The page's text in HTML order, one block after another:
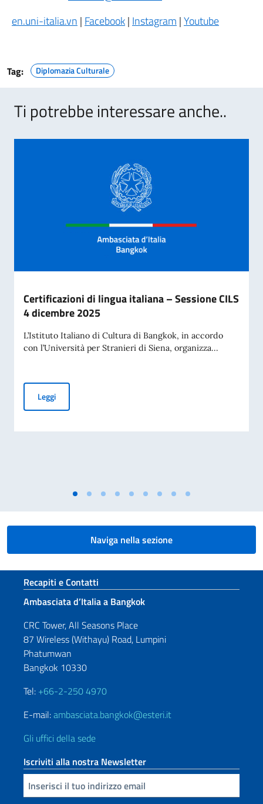
en.uni-italia.vn | Facebook| Instagram |Youtube
Tag: Diplomazia Culturale
Ti potrebbe interessare anche..
Certificazioni di lingua italiana – Sessione CILS
4 dicembre 2025
L’Istituto Italiano di Cultura di Bangkok, in accordo
con l’Università per Stranieri di Siena, organizza...
LeggiCertificazioni di lingua italiana – Sessione CILS 4 dicembre
Naviga nella sezione
Sezione footer
Recapiti e Contatti
Ambasciata d’Italia a Bangkok
CRC Tower, All Seasons Place
87 Wireless (Withayu) Road, Lumpini
Phatumwan
Bangkok 10330
Tel: +66-2-250 4970
E-mail:ambasciata.bangkok@esteri.it
Gli uffici della sede
Iscriviti alla nostra Newsletter
Inserisci la tua email